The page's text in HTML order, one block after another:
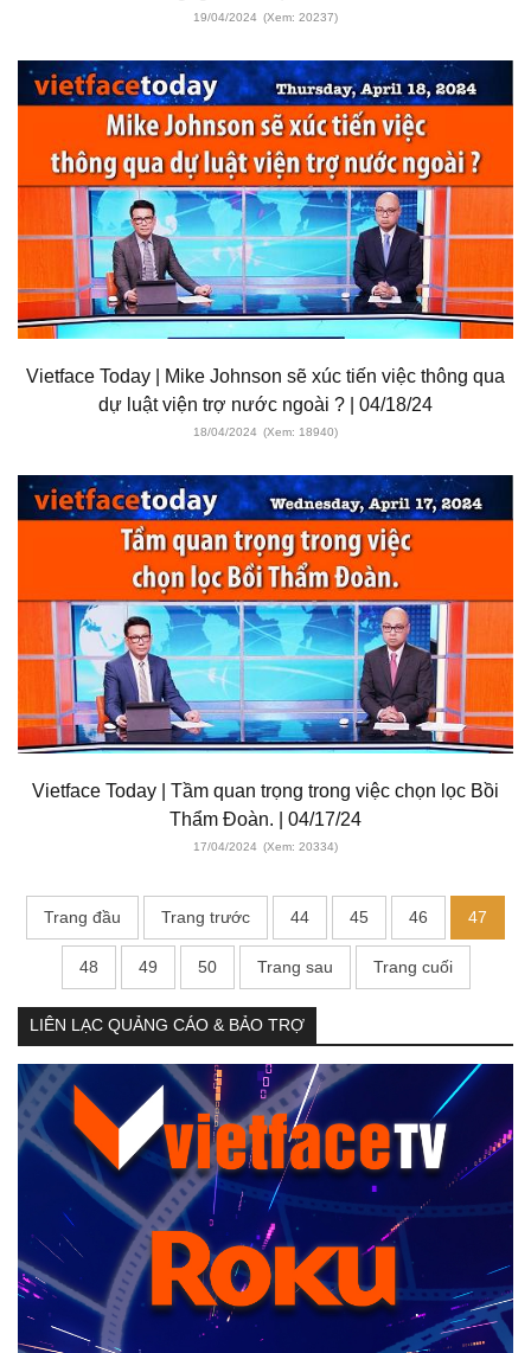
19/04/2024 (Xem: 20237)
Vietface Today | Mike Johnson sẽ xúc tiến việc thông qua
dự luật viện trợ nước ngoài ? | 04/18/24
18/04/2024 (Xem: 18940)
Vietface Today | Tầm quan trọng trong việc chọn lọc Bồi
Thẩm Đoàn. | 04/17/24
17/04/2024 (Xem: 20334)
Trang đầu Trang trước 44 45 46 47
48 49 50 Trang sau Trang cuối
LIÊN LẠC QUẢNG CÁO & BẢO TRỢ